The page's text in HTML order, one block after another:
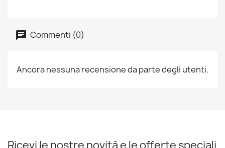
Commenti (0)
Ancora nessuna recensione da parte degli utenti.